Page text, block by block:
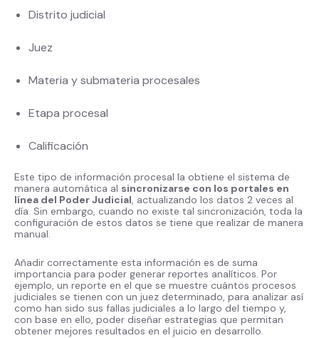
Distrito judicial
Juez
Materia y submateria procesales
Etapa procesal
Calificación
Este tipo de información procesal la obtiene el sistema de
manera automática al sincronizarse con los portales en
línea del Poder Judicial, actualizando los datos 2 veces al
día. Sin embargo, cuando no existe tal sincronización, toda la
configuración de estos datos se tiene que realizar de manera
manual.
Añadir correctamente esta información es de suma
importancia para poder generar reportes analíticos. Por
ejemplo, un reporte en el que se muestre cuántos procesos
judiciales se tienen con un juez determinado, para analizar así
como han sido sus fallas judiciales a lo largo del tiempo y,
con base en ello, poder diseñar estrategias que permitan
obtener mejores resultados en el juicio en desarrollo.